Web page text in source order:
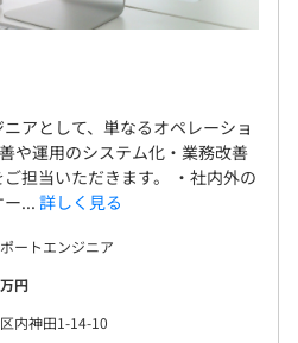
アとして、単なるオペレーショ
や運用のシステム化・業務改善
担当いただきます。 ・社内外の
... 詳しく見る
ートエンジニア
円
内神田1-14-10